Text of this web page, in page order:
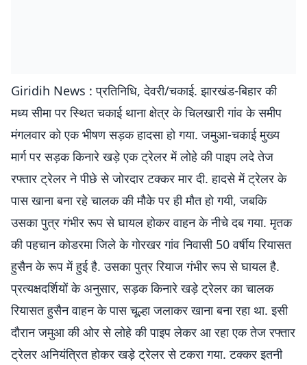
Giridih News : प्रतिनिधि, देवरी/चकाई. झारखंड-बिहार की
मध्य सीमा पर स्थित चकाई थाना क्षेत्र के चिलखारी गांव के समीप
मंगलवार को एक भीषण सड़क हादसा हो गया. जमुआ-चकाई मुख्य
मार्ग पर सड़क किनारे खड़े एक ट्रेलर में लोहे की पाइप लदे तेज
रफ्तार ट्रेलर ने पीछे से जोरदार टक्कर मार दी. हादसे में ट्रेलर के
पास खाना बना रहे चालक की मौके पर ही मौत हो गयी, जबकि
उसका पुत्र गंभीर रूप से घायल होकर वाहन के नीचे दब गया. मृतक
की पहचान कोडरमा जिले के गोरखर गांव निवासी 50 वर्षीय रियासत
हुसैन के रूप में हुई है. उसका पुत्र रियाज गंभीर रूप से घायल है.
प्रत्यक्षदर्शियों के अनुसार, सड़क किनारे खड़े ट्रेलर का चालक
रियासत हुसैन वाहन के पास चूल्हा जलाकर खाना बना रहा था. इसी
दौरान जमुआ की ओर से लोहे की पाइप लेकर आ रहा एक तेज रफ्तार
ट्रेलर अनियंत्रित होकर खड़े ट्रेलर से टकरा गया. टक्कर इतनी